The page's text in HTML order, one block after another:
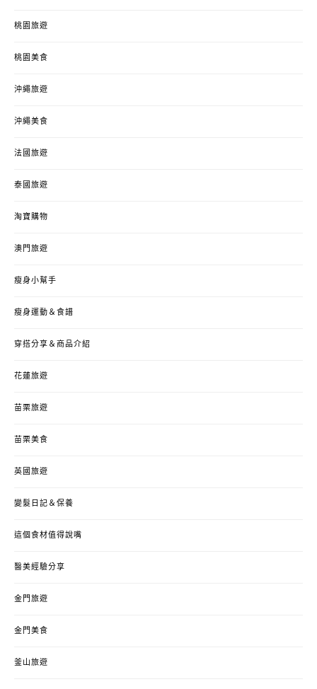
桃園旅遊
桃園美食
沖繩旅遊
沖繩美食
法國旅遊
泰國旅遊
淘寶購物
澳門旅遊
瘦身小幫手
瘦身運動＆食譜
穿搭分享＆商品介紹
花蓮旅遊
苗栗旅遊
苗栗美食
英國旅遊
變髮日記＆保養
這個食材值得說嘴
醫美經驗分享
金門旅遊
金門美食
釜山旅遊